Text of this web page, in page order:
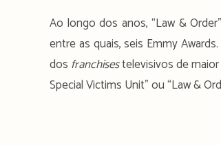
Ao longo dos anos, “Law &
entre as quais, seis Emmy
dos franchisestelevisivos de
Special Victims Unit” ou “Law &